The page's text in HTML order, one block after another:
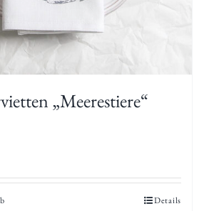
„Meerestiere“
Details